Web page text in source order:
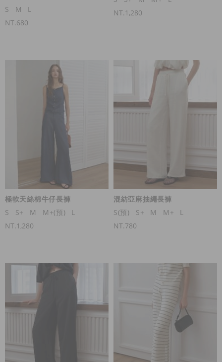
S
M
L
NT.680
NT.1,280
極軟天絲棉牛仔長褲
S
S+ M M+(預)
L
NT.1,280
混紡亞麻抽繩長褲
S(預)
S+ M M+
L
NT.780